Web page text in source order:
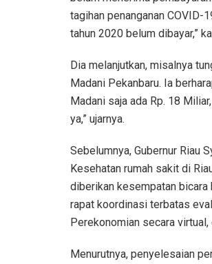
tagihan penanganan COVID-
tahun 2020 belum dibayar,”
Dia melanjutkan, misalnya
Madani Pekanbaru. Ia
Madani saja ada Rp. 18
ya,” ujarnya.
Sebelumnya, Gubernur Riau
Kesehatan rumah sakit di
diberikan kesempatan bicara
rapat koordinasi terbatas
Perekonomian secara
Menurutnya, penyelesaian